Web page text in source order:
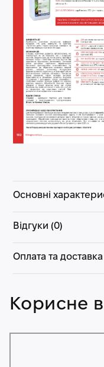
Основні
Відгуки (0)
Оплата та доставка
Корисне